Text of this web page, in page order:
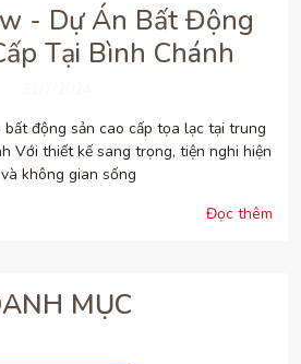
- Dự Án Bất Động
Tại Bình Chánh
động sản cao cấp tọa lạc tại trung
Với thiết kế sang trọng, tiện nghi hiện
không gian sống
Đọc thêm
MỤC